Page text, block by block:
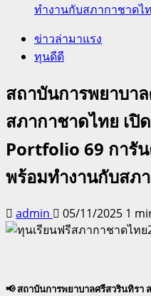
ทำงานกับสภากาชาดไ
ข่าวล่ามาแรง
ทุนดีดี
สถาบันการพยาบา
สภากาชาดไทย เปิ
Portfolio 69 การั
พร้อมทำงานกับสภ
admin 05/11/2025 1
📢สถาบันการพยาบาลศรีสวรินทิรา